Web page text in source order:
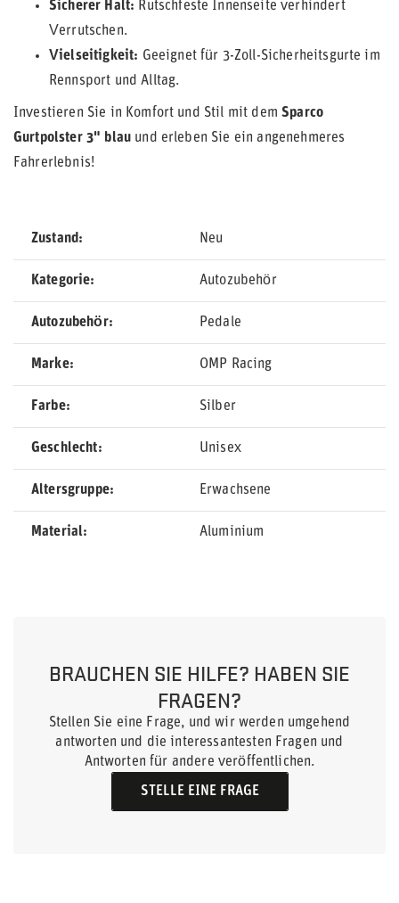
Sicherer Halt: Rutschfeste Innenseite verhindert
Verrutschen.
Vielseitigkeit: Geeignet für 3-Zoll-Sicherheitsgurte im
Rennsport und Alltag.
Investieren Sie in Komfort und Stil mit demSparco
Gurtpolster 3" blau und erleben Sie ein angenehmeres
Fahrerlebnis!
Zustand Neu
Kategorie Autozubehör
Autozubehör Pedale
Marke OMP Racing
Farbe Silber
Geschlecht Unisex
Altersgruppe Erwachsene
Material Aluminium
BRAUCHEN SIE HILFE? HABEN SIE
FRAGEN?
Stellen Sie eine Frage, und wir werden umgehend
antworten und die interessantesten Fragen und
Antworten für andere veröffentlichen.
STELLE EINE FRAGE